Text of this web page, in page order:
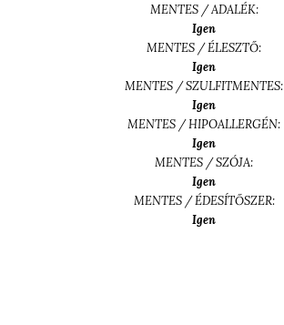
MENTES / ADALÉK:
Igen
MENTES / ÉLESZTŐ:
Igen
MENTES / SZULFITMENTES:
Igen
MENTES / HIPOALLERGÉN:
Igen
MENTES / SZÓJA:
Igen
MENTES / ÉDESÍTŐSZER:
Igen